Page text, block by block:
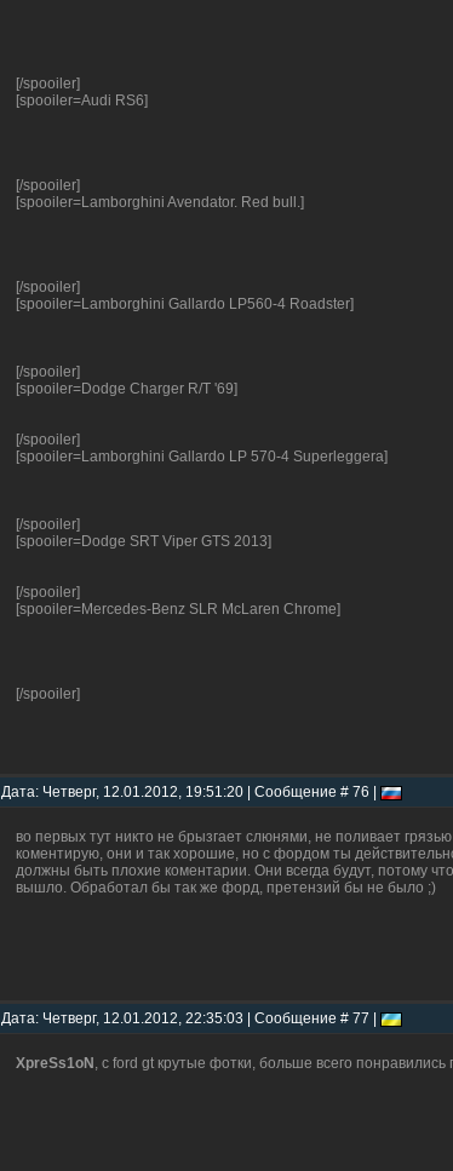
[/spooiler]
[spooiler=Audi RS6]
[/spooiler]
[spooiler=Lamborghini Avendator. Red bull.]
[/spooiler]
[spooiler=Lamborghini Gallardo LP560-4 Roadster]
[/spooiler]
[spooiler=Dodge Charger R/T '69]
[/spooiler]
[spooiler=Lamborghini Gallardo LP 570-4 Superleggera]
[/spooiler]
[spooiler=Dodge SRT Viper GTS 2013]
[/spooiler]
[spooiler=Mercedes-Benz SLR McLaren Chrome]
[/spooiler]
Дата: Четверг, 12.01.2012, 19:51:20 | Сообщение # 76 |
во первых тут никто не брызгает слюнями, не поливает
коментирую, они и так хорошие, но с фордом ты
должны быть плохие коментарии. Они всегда будут, потому
вышло. Обработал бы так же форд, претензий бы не было ;)
Дата: Четверг, 12.01.2012, 22:35:03 | Сообщение # 77 |
XpreSs1oN , c ford gt крутые фотки, больше всего понравились